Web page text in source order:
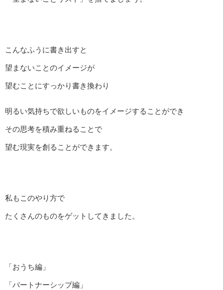
こんなふうに書き出すと
望まないことのイメージが
望むことにすっかり書き換わり
明るい気持ちで欲しいものをイメージすることができ
その思考を積み重ねることで
望む現実を創ることができます。
私もこのやり方で
たくさんのものをゲットしてきました。
「おうち編」
「パートナーシップ編」